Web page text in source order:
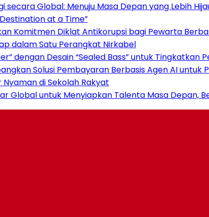
Global: Menuju Masa Depan yang Lebih
at a Time”
Komitmen Diklat Antikorupsi bagi Pewarta
dalam Satu Perangkat Nirkabel
dengan Desain “Sealed Bass” untuk Tingkatkan
Solusi Pembayaran Berbasis Agen AI untuk
Nyaman di Sekolah Rakyat
Global untuk Menyiapkan Talenta Masa